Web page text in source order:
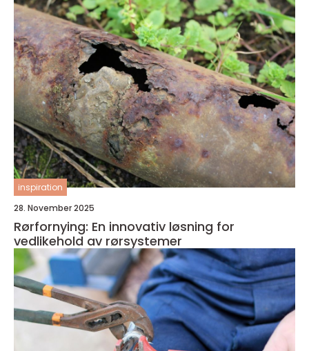
inspiration
28. November 2025
Rørfornying: En innovativ løsning for
vedlikehold av rørsystemer